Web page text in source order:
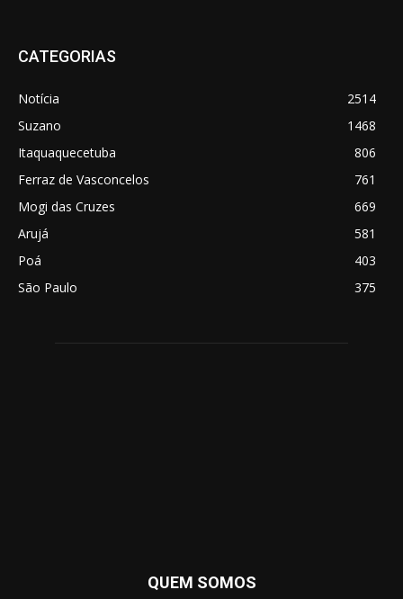
CATEGORIAS
Notícia
2514
Suzano
1468
Itaquaquecetuba
806
Ferraz de Vasconcelos
761
Mogi das Cruzes
669
Arujá
581
Poá
403
São Paulo
375
QUEM SOMOS